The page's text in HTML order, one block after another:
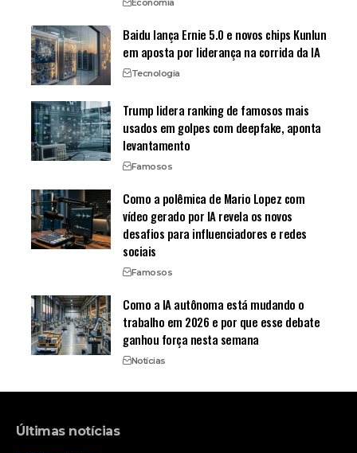
Economia
Baidu lança Ernie 5.0 e novos chips Kunlun
em aposta por liderança na corrida da IA
Tecnologia
Trump lidera ranking de famosos mais
usados em golpes com deepfake, aponta
levantamento
Famosos
Como a polêmica de Mario Lopez com
vídeo gerado por IA revela os novos
desafios para influenciadores e redes
sociais
Famosos
Como a IA autônoma está mudando o
trabalho em 2026 e por que esse debate
ganhou força nesta semana
Notícias
Últimas notícias